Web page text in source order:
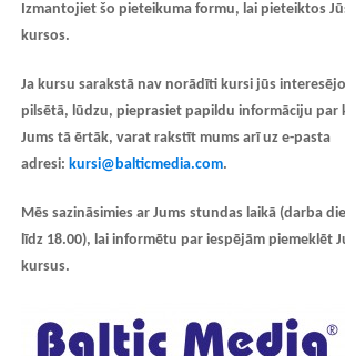
Izmantojiet šo pieteikuma formu, lai pieteiktos
kursos.
Ja kursu sarakstā nav norādīti kursi jūs
pilsētā, lūdzu, pieprasiet papildu informāciju par
Jums tā ērtāk, varat rakstīt mums arī uz e-pasta
adresi:kursi@balticmedia.com.
Mēs sazināsimies ar Jums stundas laikā (darba
līdz 18.00), lai informētu par iespējām piemeklēt
kursus.